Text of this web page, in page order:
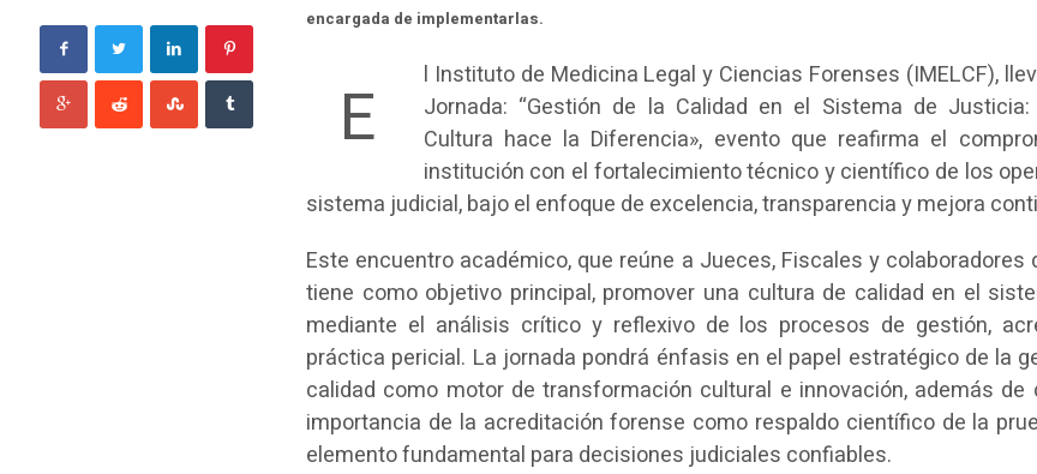
encargada de implementarlas.
E
l Instituto de Medicina Legal y Ciencias Forenses (IMELCF),
Jornada: “Gestión de la Calidad en el Sistema de
Cultura hace la Diferencia», evento que reafirma el
institución con el fortalecimiento técnico y científico de los
sistema judicial, bajo el enfoque de excelencia, transparencia y mejora
Este encuentro académico, que reúne a Jueces, Fiscales y colaboradores
tiene como objetivo principal, promover una cultura de calidad en el
mediante el análisis crítico y reflexivo de los procesos de gestión,
práctica pericial. La jornada pondrá énfasis en el papel estratégico de la
calidad como motor de transformación cultural e innovación, además de
importancia de la acreditación forense como respaldo científico de la
elemento fundamental para decisiones judiciales confiables.